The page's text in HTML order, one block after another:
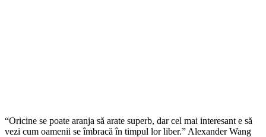
“Oricine se poate aranja să arate superb, dar cel mai interesant e să
vezi cum oamenii se îmbracă în timpul lor liber.” Alexander Wang